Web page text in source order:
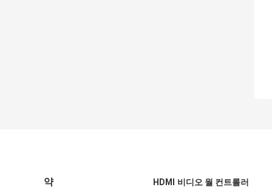
약 HDMI 비디오 월 컨트롤러